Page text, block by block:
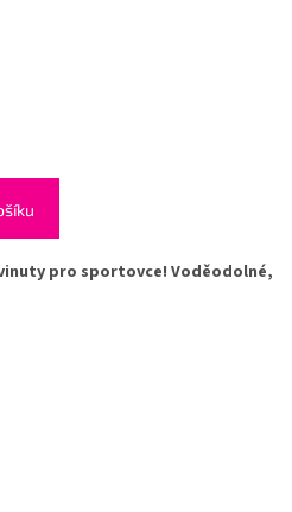
pro sportovce! Voděodolné,